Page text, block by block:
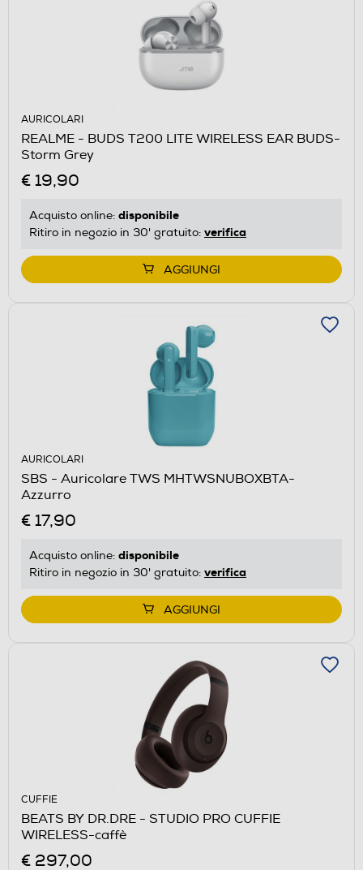
AURICOLARI
REALME - BUDS T200 LITE WIRELESS EAR BUDS-
Storm Grey
€ 19,90
Acquisto online: disponibile
Ritiro in negozio in 30' gratuito: verifica
AGGIUNGI
AURICOLARI
SBS - Auricolare TWS MHTWSNUBOXBTA-
Azzurro
€ 17,90
Acquisto online: disponibile
Ritiro in negozio in 30' gratuito: verifica
AGGIUNGI
CUFFIE
BEATS BY DR.DRE - STUDIO PRO CUFFIE
WIRELESS-caffè
€ 297,00